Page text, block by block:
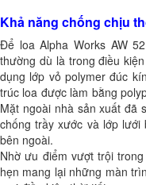
Khả năng chống chịu
Để loa Alpha Works AW
thường dù là trong điều
dụng lớp vỏ polymer đúc
trúc loa được làm bằng
Mặt ngoài nhà sản xuất đã
chống trầy xước và lớp
bên ngoài.
Nhờ ưu điểm vượt trội
hẹn mang lại những màn